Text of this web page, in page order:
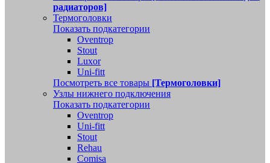
радиаторов]
Термоголовки
Показать подкатегории
Oventrop
Stout
Luxor
Uni-fitt
Посмотреть все товары [Термоголовки]
Узлы нижнего подключения
Показать подкатегории
Oventrop
Uni-fitt
Stout
Rehau
Comisa